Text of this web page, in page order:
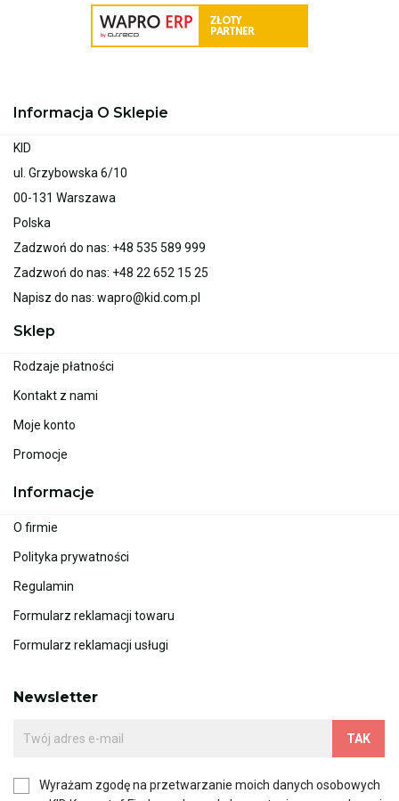
Informacja O Sklepie
KID
ul. Grzybowska 6/10
00-131 Warszawa
Polska
Zadzwoń do nas: +48 535 589 999
Zadzwoń do nas: +48 22 652 15 25
Napisz do nas: wapro@kid.com.pl
Sklep
Rodzaje płatności
Kontakt z nami
Moje konto
Promocje
Informacje
O firmie
Polityka prywatności
Regulamin
Formularz reklamacji towaru
Formularz reklamacji usługi
Newsletter
Wyrażam zgodę na przetwarzanie moich danych osobowych